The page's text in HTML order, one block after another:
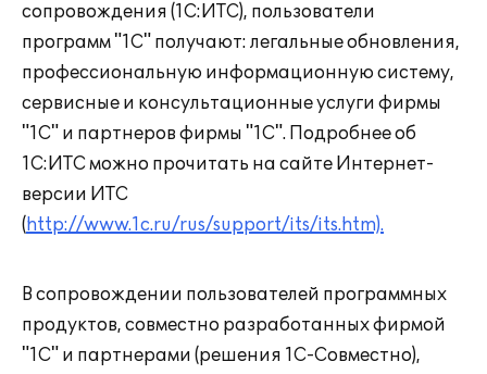
сопровождения (1С:ИТС), пользователи
программ "1С" получают: легальные обновления,
профессиональную информационную систему,
сервисные и консультационные услуги фирмы
"1С" и партнеров фирмы "1С". Подробнее об
1С:ИТС можно прочитать на сайте Интернет-
версии ИТС
(http://www.1c.ru/rus/support/its/its.htm).
В сопровождении пользователей программных
продуктов, совместно разработанных фирмой
"1С" и партнерами (решения 1С-Совместно),